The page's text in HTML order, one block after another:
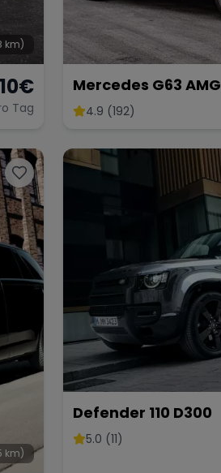
km)
€
Tag
Mercedes G63 AMG
4.9 (192)
km)
Defender 110 D300
5.0 (11)